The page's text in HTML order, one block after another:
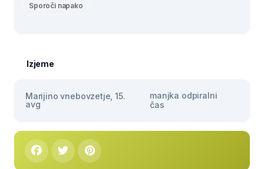
Sporoči napako
Izjeme
Marijino vnebovzetje, 15.
avg
manjka odpiralni
čas